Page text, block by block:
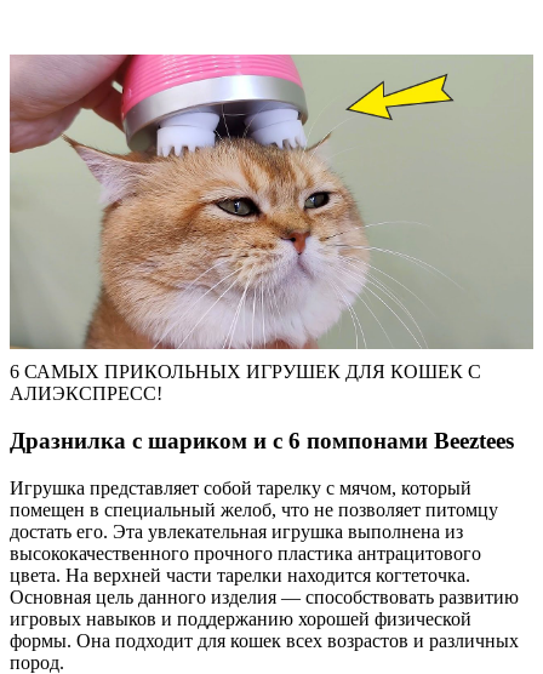
6 САМЫХ ПРИКОЛЬНЫХ ИГРУШЕК ДЛЯ КОШЕК С
АЛИЭКСПРЕСС!
Дразнилка с шариком и с 6 помпонами Beeztees
Игрушка представляет собой тарелку с мячом, который
помещен в специальный желоб, что не позволяет питомцу
достать его. Эта увлекательная игрушка выполнена из
высококачественного прочного пластика антрацитового
цвета. На верхней части тарелки находится когтеточка.
Основная цель данного изделия — способствовать развитию
игровых навыков и поддержанию хорошей физической
формы. Она подходит для кошек всех возрастов и различных
пород.